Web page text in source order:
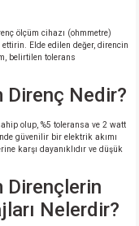
ölçüm cihazı (ohmmetre)
Elde edilen değer, direncin
belirtilen tolerans
Direnç Nedir?
olup, %5 toleransa ve 2 watt
güvenilir bir elektrik akımı
karşı dayanıklıdır ve düşük
Dirençlerin
Nelerdir?